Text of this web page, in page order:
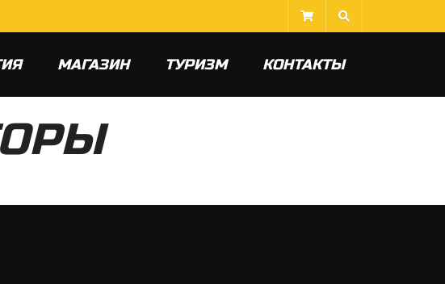
МАГАЗИН ТУРИЗМ КОНТАКТЫ